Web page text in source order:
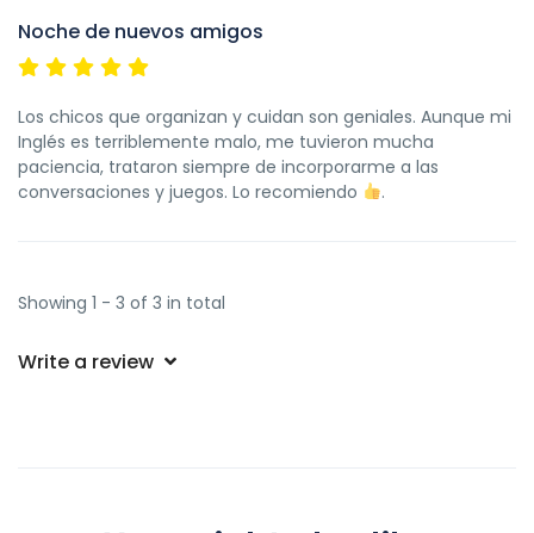
Noche de nuevos amigos
Los chicos que organizan y cuidan son geniales. Aunque mi
Inglés es terriblemente malo, me tuvieron mucha
paciencia, trataron siempre de incorporarme a las
conversaciones y juegos. Lo recomiendo
.
Showing 1 - 3 of 3 in total
Write a review